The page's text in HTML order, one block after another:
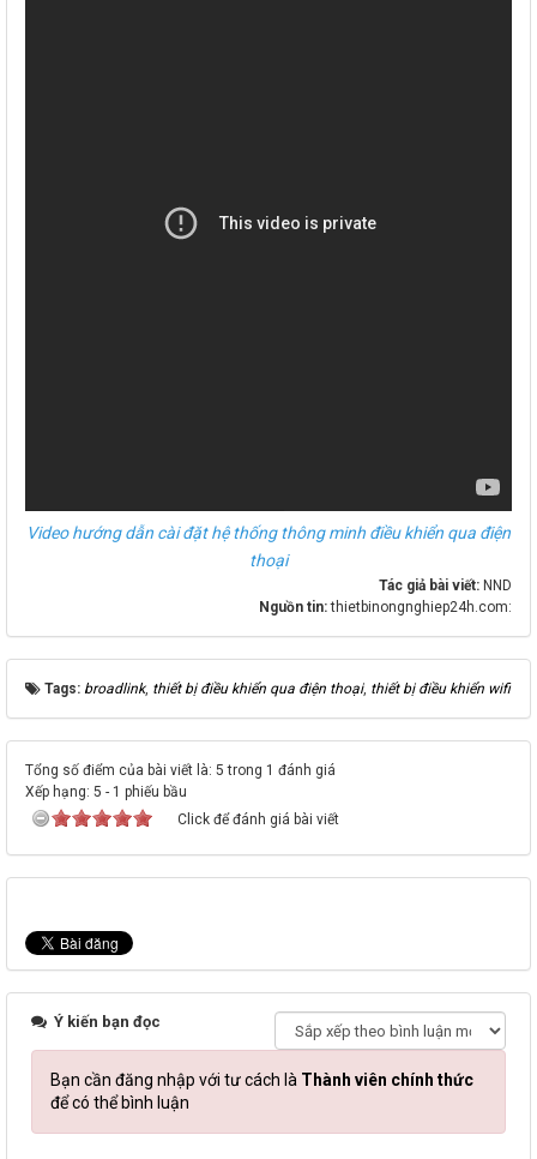
Video hướng dẫn cài đặt hệ thống thông minh điều khiển qua điện
thoại
Tác giả bài viết: NND
Nguồn tin:thietbinongnghiep24h.com:
Tags: broadlink, thiết bị điều khiển qua điện thoại, thiết bị điều khiển wifi
Tổng số điểm của bài viết là: 5 trong 1 đánh giá
Xếp hạng: 5 - 1 phiếu bầu
Click để đánh giá bài viết
Ý kiến bạn đọc
Bạn cần đăng nhập với tư cách là Thành viên chính thức
để có thể bình luận